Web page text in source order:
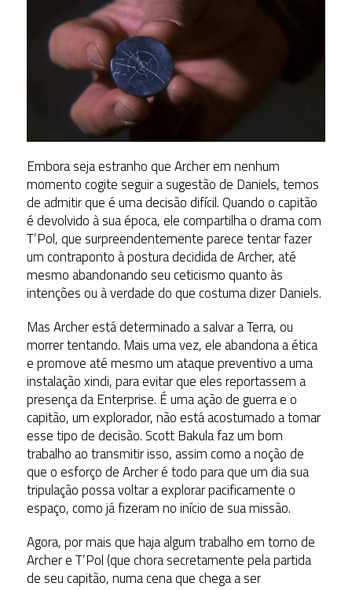
Embora seja estranho que Archer em nenhum
momento cogite seguir a sugestão de Daniels, temos
de admitir que é uma decisão difícil. Quando o capitão
é devolvido à sua época, ele compartilha o drama com
T’Pol, que surpreendentemente parece tentar fazer
um contraponto à postura decidida de Archer, até
mesmo abandonando seu ceticismo quanto às
intenções ou à verdade do que costuma dizer Daniels.
Mas Archer está determinado a salvar a Terra, ou
morrer tentando. Mais uma vez, ele abandona a ética
e promove até mesmo um ataque preventivo a uma
instalação xindi, para evitar que eles reportassem a
presença da Enterprise. É uma ação de guerra e o
capitão, um explorador, não está acostumado a tomar
esse tipo de decisão. Scott Bakula faz um bom
trabalho ao transmitir isso, assim como a noção de
que o esforço de Archer é todo para que um dia sua
tripulação possa voltar a explorar pacificamente o
espaço, como já fizeram no início de sua missão.
Agora, por mais que haja algum trabalho em torno de
Archer e T’Pol (que chora secretamente pela partida
de seu capitão, numa cena que chega a ser